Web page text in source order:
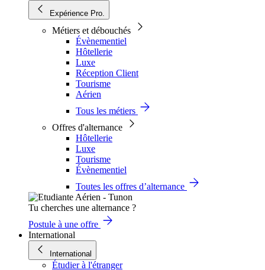
Expérience Pro.
Métiers et débouchés
Évènementiel
Hôtellerie
Luxe
Réception Client
Tourisme
Aérien
Tous les métiers
Offres d'alternance
Hôtellerie
Luxe
Tourisme
Évènementiel
Toutes les offres d’alternance
Tu cherches une alternance ?
Postule à une offre
International
International
Étudier à l'étranger